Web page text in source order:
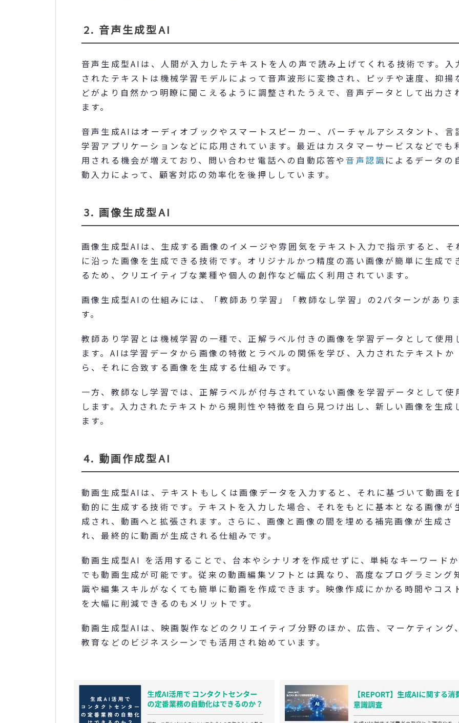
2. 音声生成型AI
音声生成型AIは、人間が入力したテキストを人の声で読み上げてくれる技術です。入
されたテキストは機械学習モデルによって音声波形に変換され、ピッチや速度、抑揚
どがより自然かつ明瞭に聞こえるように調整されたうえで、音声データとして出力さ
ます。
音声生成AIはオーディオブックやスマートスピーカー、バーチャルアシスタント、言
学習アプリケーションなどに応用されています。最近はカスタマーサービスなどでも
用される機会が増えており、問い合わせ電話への自動応答や音声認識 によるデータの
動入力によって、顧客対応の効率化を後押ししています。
3. 画像生成型AI
画像生成型AIは、生成する画像のイメージや雰囲気をテキスト入力で指示すると、そ
に沿った画像を生成できる技術です。オリジナルかつ精度の高い画像が簡単に生成で
るため、クリエイティブな業種や個人の創作など幅広く利用されています。
画像生成型AIの仕組みには、「教師あり学習」「教師なし学習」の2パターンがありま
す。
教師あり学習とは機械学習の一種で、正解ラベル付きの画像を学習データとして使用
ます。AIは学習データから画像の特徴とラベルの関係を学び、入力されたテキストか
ら、それに合致する画像を生成する仕組みです。
一方、教師なし学習では、正解ラベルが付与されていない画像を学習データとして使
します。入力されたテキストから規則性や特徴を自ら見つけ出し、新しい画像を生成
ます。
4. 動画作成型AI
動画生成型AIは、テキストもしくは画像データを入力すると、それに基づいて動画を
動的に生成する技術です。テキストを入力した場合、それをもとに基本となる画像が
成され、動画へと拡張されます。さらに、画像と画像の間を埋める補完画像が生成さ
れ、最終的に動画が生成される仕組みです。
動画生成型AI を活用することで、台本やシナリオを作成せずに、単純なキーワードか
でも動画生成が可能です。従来の動画編集ソフトとは異なり、高度なプログラミング
識や編集スキルがなくても簡単に動画を作成できます。映像作成にかかる時間やコス
を大幅に削減できるのもメリットです。
動画生成型AIは、映画製作などのクリエイティブ分野のほか、広告、マーケティング、
教育などのビジネスシーンでも活用され始めています。